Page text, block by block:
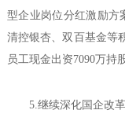
型企业岗位分红激励方
清控银杏、双百基金等
员工现金出资7090万持
5.继续深化国企改革